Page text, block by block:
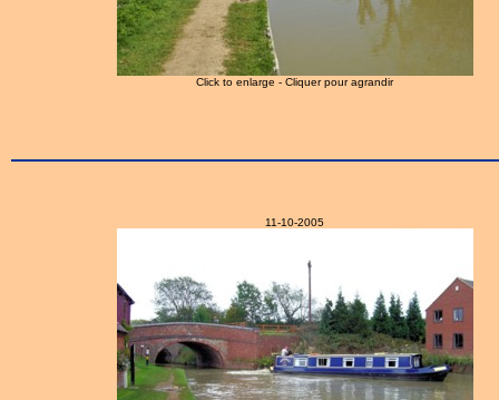
Click to enlarge - Cliquer pour agrandir
11-10-2005